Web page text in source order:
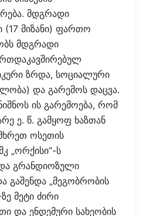
მდგრადი
(17 მიზანი) ფართო
მდგრადი
ზრდა, სოციალური
და გარემოს დაცვა.
ის გარემოება, რომ
ე. წ. გამყოფ ხაზთან
ოსეთის
„ორქისი“-ს
გრანდიოზული
გაშენდა „მეგობრობის
მეტი ძირი
და ენდემური სახეობის